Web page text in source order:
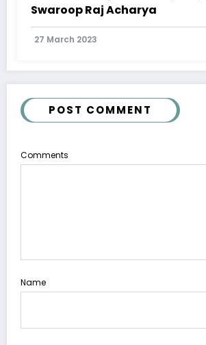
Swaroop Raj Acharya
27 March 2023
POST COMMENT
Comments
Name